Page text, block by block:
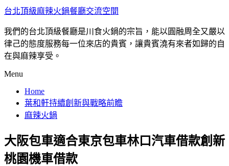
台北頂級麻辣火鍋餐廳交流空間
我們的台北頂級餐廳是川食火鍋的宗旨，能以圓融周全又嚴以
律己的態度服務每一位來店的貴賓，讓貴賓澆有來者如歸的自
在與麻辣享受。
Menu
Home
葉和軒持續創新與戰略前瞻
麻辣火鍋
大阪包車適合東京包車林口汽車借款創新
桃園機車借款